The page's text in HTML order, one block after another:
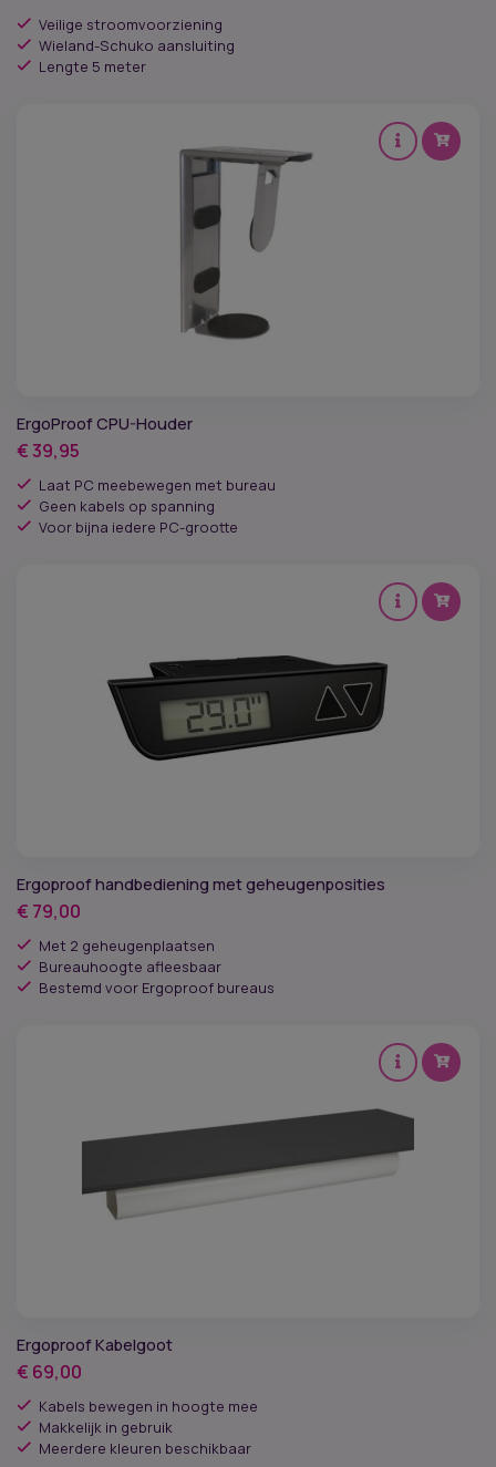
Veilige stroomvoorziening
Wieland-Schuko aansluiting
Lengte 5 meter
ErgoProof CPU-Houder
€39,95
Laat PC meebewegen met bureau
Geen kabels op spanning
Voor bijna iedere PC-grootte
Ergoproof handbediening met geheugenposities
€ 79,00
Met 2 geheugenplaatsen
Bureauhoogte afleesbaar
Bestemd voor Ergoproof bureaus
Ergoproof Kabelgoot
€ 69,00
Kabels bewegen in hoogte mee
Makkelijk in gebruik
Meerdere kleuren beschikbaar